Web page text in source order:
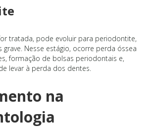
tratada, pode evoluir para periodontite,
Nesse estágio, ocorre perda óssea
formação de bolsas periodontais e,
levar à perda dos dentes.
na